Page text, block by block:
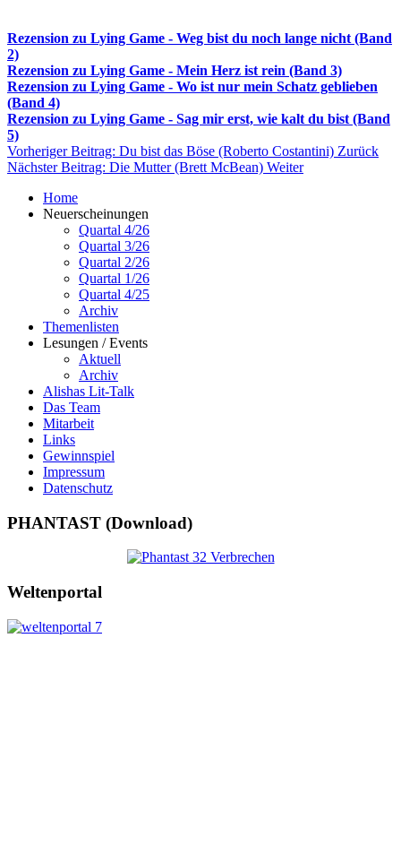
Rezension zu Lying Game - Weg bist du noch lange nicht (Band
2)
Rezension zu Lying Game - Mein Herz ist rein (Band 3)
Rezension zu Lying Game - Wo ist nur mein Schatz geblieben
(Band 4)
Rezension zu Lying Game - Sag mir erst, wie kalt du bist (Band
5)
Vorheriger Beitrag: Du bist das Böse (Roberto Costantini) Zurück
Nächster Beitrag: Die Mutter (Brett McBean) Weiter
Home
Neuerscheinungen
Quartal 4/26
Quartal 3/26
Quartal 2/26
Quartal 1/26
Quartal 4/25
Archiv
Themenlisten
Lesungen / Events
Aktuell
Archiv
Alishas Lit-Talk
Das Team
Mitarbeit
Links
Gewinnspiel
Impressum
Datenschutz
PHANTAST (Download)
Weltenportal